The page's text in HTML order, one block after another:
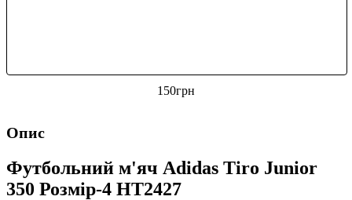
150грн
Опис
Футбольний м'яч Adidas Tiro Junior
350 Розмір-4 HT2427